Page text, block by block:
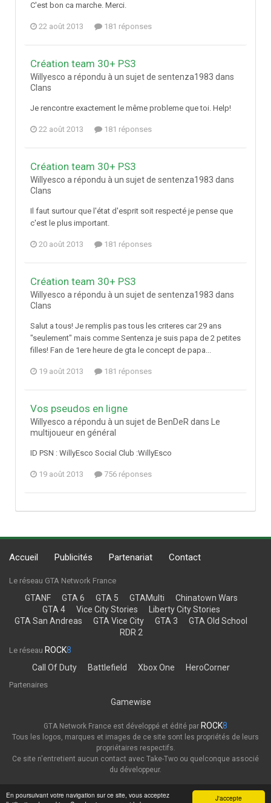
J'accepte
En poursuivant votre navigation sur ce site, vous acceptez
C'est bon ca marche. Merci.
22 août 2013 181 réponses
Création team 30+ PS3
Willyesco a répondu à un sujet de sentenza1983 dans
Clans
Je rencontre exactement le même probleme que toi. Help!
22 août 2013 181 réponses
Création team 30+ PS3
Willyesco a répondu à un sujet de sentenza1983 dans
Clans
Il faut surtour que l'état d'esprit soit respecté je pense que
c'est le plus important.
20 août 2013 181 réponses
Création team 30+ PS3
Willyesco a répondu à un sujet de sentenza1983 dans
Clans
Salut a tous! Je remplis pas tous les criteres car 29 ans
"seulement" mais comme Sentenza je suis papa de 2 petites
filles! Fan de 1ere heure de gta le concept de papa...
19 août 2013 181 réponses
Vos pseudos en ligne
Willyesco a répondu à un sujet de BenDeR dans Le
multijoueur en général
ID PSN : WillyEsco Social Club :WillyEsco
19 août 2013 756 réponses
Accueil Publicités Partenariat Contact
Le réseau GTA Network France
GTANF GTA 6 GTA 5 GTAMulti
Chinatown Wars
GTA 4
Vice City Stories
Liberty City Stories
GTA San Andreas
GTA Vice City GTA 3
GTA Old School
RDR 2
Le réseau ROCK8
Call Of Duty
Battlefield Xbox One HeroCorner
Partenaires
Gamewise
GTA Network France est développé et édité par ROCK8
Tous les logos, marques et images de ce site sont les propriétés de leurs
propriétaires respectifs.
Ce site n'entretient aucun contact avec Take-Two ou quelconque associé
du développeur.
Thème Politique de confidentialité